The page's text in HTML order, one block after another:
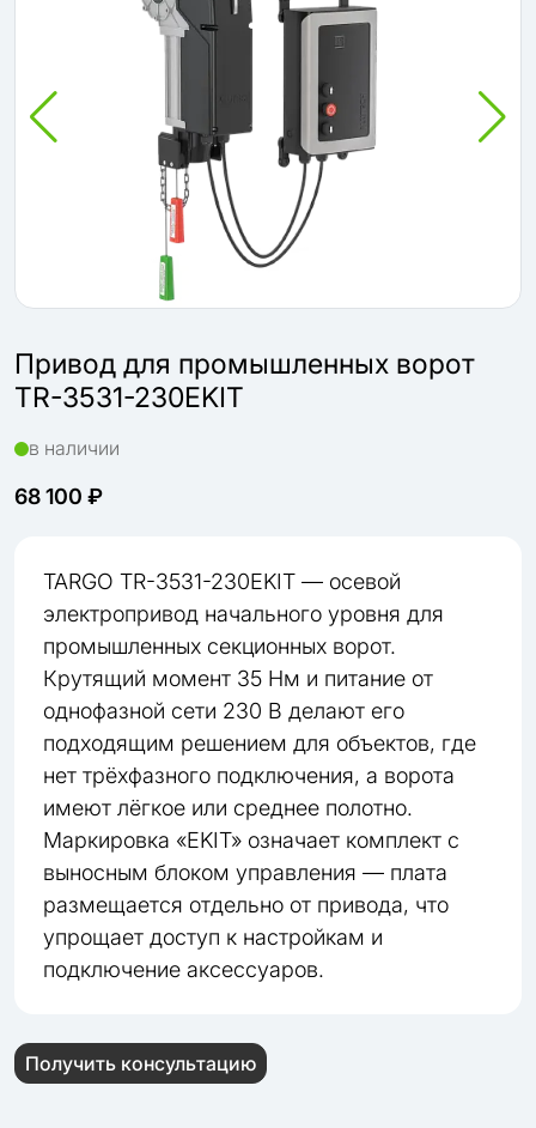
Привод для промышленных ворот
TR-3531-230EKIT
в наличии
68 100 ₽
TARGO TR-3531-230EKIT — осевой
электропривод начального уровня для
промышленных секционных ворот.
Крутящий момент 35 Нм и питание от
однофазной сети 230 В делают его
подходящим решением для объектов, где
нет трёхфазного подключения, а ворота
имеют лёгкое или среднее полотно.
Маркировка «EKIT» означает комплект с
выносным блоком управления — плата
размещается отдельно от привода, что
упрощает доступ к настройкам и
подключение аксессуаров.
Получить консультацию